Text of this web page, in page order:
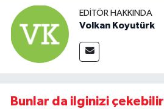
EDITÖR HAKKINDA
Volkan Koyutürk
Bunlar da ilginizi çekebilir